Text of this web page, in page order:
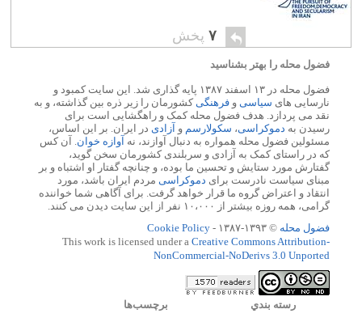
۷ پخش
فضول محله را بهتر بشناسید
فضول محله در ۱۳ اسفند ۱۳۸۷ پایه گذاری شد. این سایت کمبود و
نارسایی های سیاسی و فرهنگی کشورمان را زیر ذره بین گذاشته، و به
نقد می پردازد. هدف فضول محله کمک و راهگشایی است برای
رسیدن به دموکراسی، سکولارسم و آزادی در ایران. بر این اساس،
مسئولین فضول محله همواره به دنبال آوازند، نه آوازه خوان . آن کس
که در راستای کمک به آزادی و سربلندی کشورمان سخن گوید،
گفتارش مورد ستایش و تحسین ما بوده، و چنانچه گفتار او اشتباه و بر
مبنای سیاست نادرست برای دموکراسی مردم ایران باشد، مورد
انتقاد و اعتراض گروه ما قرار خواهد گرفت. برای آگاهی شما خواننده
گرامی، همه روزه بیشتر از ۱۰،۰۰۰ نفر از این سایت دیدن می کنند.
فضول محله © ۱۳۹۳-۱۳۸۷ -
Cookie Policy
This work is licensed under a Creative Commons Attribution-
NonCommercial-NoDerivs 3.0 Unported
رسته بندي برچسب‌ها